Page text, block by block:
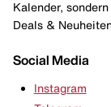
Kalender,
Deals &
Social Media
Instagram